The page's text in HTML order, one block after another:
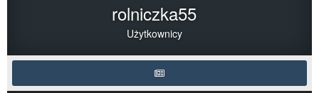
rolniczka55
Użytkownicy